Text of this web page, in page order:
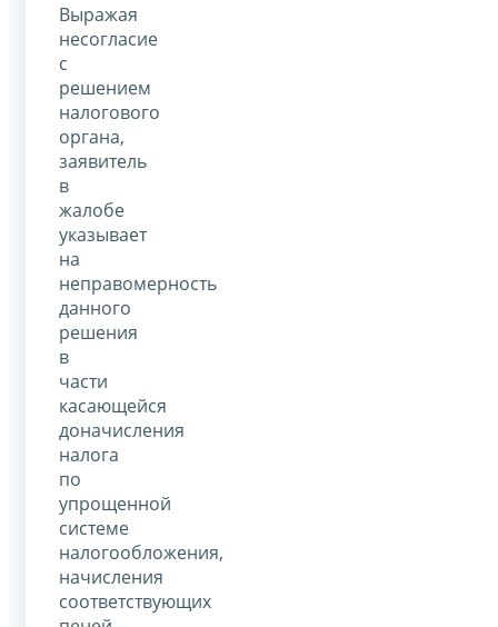
Выражая
несогласие
с
решением
налогового
органа,
заявитель
в
жалобе
указывает
на
неправомерность
данного
решения
в
части
касающейся
доначисления
налога
по
упрощенной
системе
налогообложения,
начисления
соответствующих